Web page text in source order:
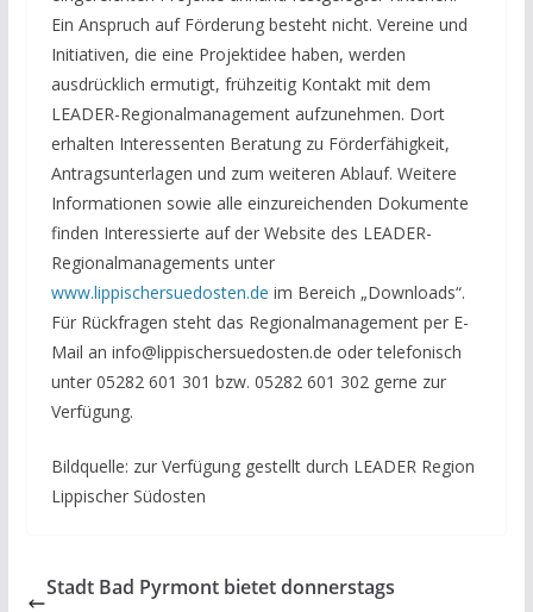
Ein Anspruch auf Förderung besteht nicht. Vereine und
Initiativen, die eine Projektidee haben, werden
ausdrücklich ermutigt, frühzeitig Kontakt mit dem
LEADER-Regionalmanagement aufzunehmen. Dort
erhalten Interessenten Beratung zu Förderfähigkeit,
Antragsunterlagen und zum weiteren Ablauf. Weitere
Informationen sowie alle einzureichenden Dokumente
finden Interessierte auf der Website des LEADER-
Regionalmanagements unter
www.lippischersuedosten.de im Bereich „Downloads“.
Für Rückfragen steht das Regionalmanagement per E-
Mail an info@lippischersuedosten.de oder telefonisch
unter 05282 601 301 bzw. 05282 601 302 gerne zur
Verfügung.
Bildquelle: zur Verfügung gestellt durch LEADER Region
Lippischer Südosten
Stadt Bad Pyrmont bietet donnerstags